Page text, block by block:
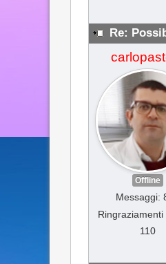
Re:
Offline
Messaggi:
Ringraziamenti
110